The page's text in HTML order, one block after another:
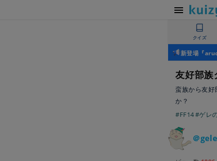
クイズ
新登場『
友好部族
蛮族から友好
か？
#FF14#ゲレ
＠